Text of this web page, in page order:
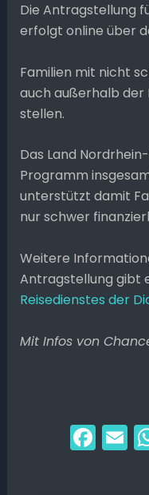
Die Antragstellung
erfolgt online über
Familien mit nicht
auch außerhalb der
stellen.
Das Land
Programm
unterstützt damit
nur schwer
Weitere
Antragstellung gibt
Reisedienstes der
Mit Infos von
F E